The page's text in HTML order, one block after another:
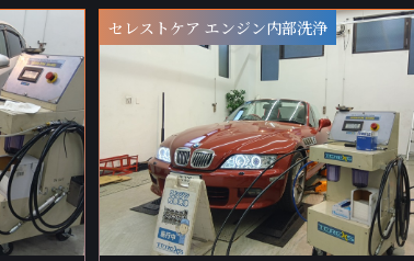
セレストケア エンジン内部洗浄